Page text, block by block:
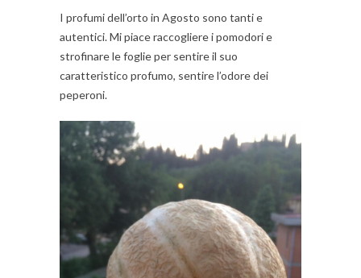
I profumi dell’orto in Agosto sono tanti e
autentici. Mi piace raccogliere i pomodori e
strofinare le foglie per sentire il suo
caratteristico profumo, sentire l’odore dei
peperoni.